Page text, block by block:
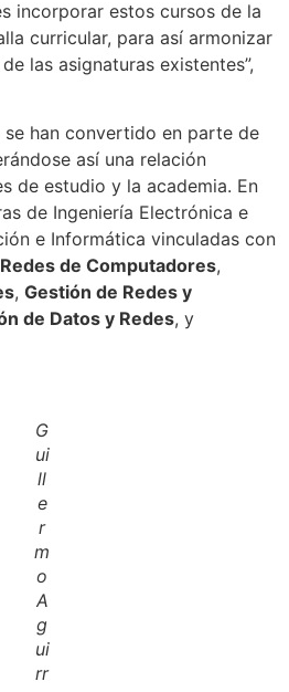
incorporar estos cursos de la
curricular, para así armonizar
las asignaturas existentes”,
han convertido en parte de
así una relación
de estudio y la academia. En
de Ingeniería Electrónica e
e Informática vinculadas con
Redes de Computadores,
, Gestión de Redes y
de Datos y Redes, y
G
ui
ll
e
r
m
o
A
g
ui
rr